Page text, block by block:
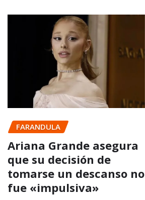
FARANDULA
Ariana Grande asegura
que su decisión de
tomarse un descanso no
fue «impulsiva»